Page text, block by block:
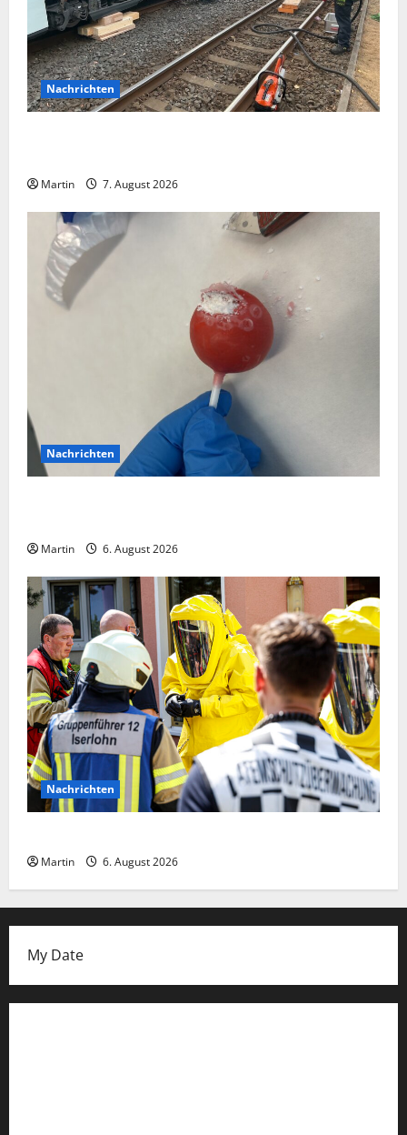
Nachrichten
Martin 7. August 2026
Nachrichten
Martin 6. August 2026
Nachrichten
Martin 6. August 2026
My Date